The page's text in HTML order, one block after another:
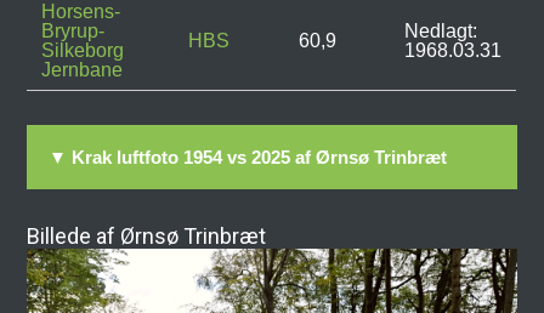
Horsens-
Bryrup-
Silkeborg
Jernbane
HBS 60,9
Nedlagt:
1968.03.31
▼ Krak luftfoto 1954 vs 2025 af Ørnsø Trinbræt
Billede af Ørnsø Trinbræt